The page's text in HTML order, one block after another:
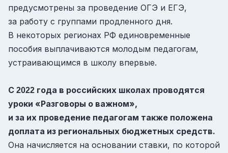
предусмотрены за проведение ОГЭ и ЕГЭ,
за работу с группами продленного дня.
В некоторых регионах РФ единовременные
пособия выплачиваются молодым педагогам,
устраивающимся в школу впервые.
С 2022 года в российских школах проводятся
уроки «Разговоры о важном»,
и за их проведение педагогам также положена
доплата из региональных бюджетных средств.
Она начисляется на основании ставки, по которой